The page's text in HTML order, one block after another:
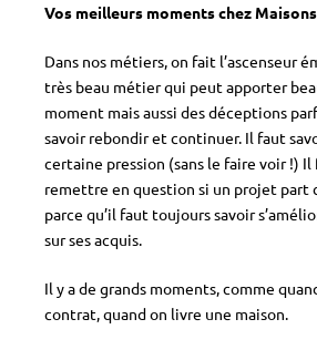
Vos meilleurs moments chez Maisons
Dans nos métiers, on fait l’ascenseur
très beau métier qui peut apporter
moment mais aussi des déceptions
savoir rebondir et continuer. Il faut
certaine pression (sans le faire voir !)
remettre en question si un projet part
parce qu’il faut toujours savoir
sur ses acquis.
Il y a de grands moments, comme
contrat, quand on livre une maison.